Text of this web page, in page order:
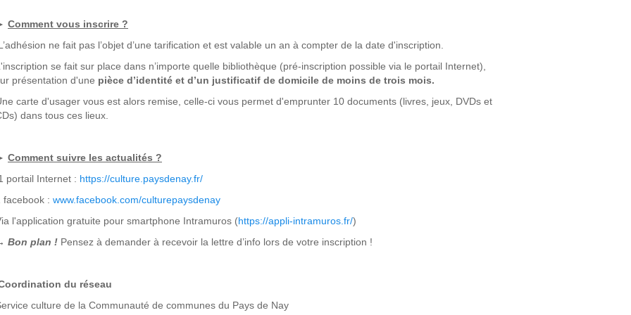
Comment vous inscrire ?
ne fait pas l’objet d’une tarification et est valable un an à compter de la date d'inscription.
se fait sur place dans n’importe quelle bibliothèque (pré-inscription possible via le portail Internet),
présentation d'une pièce d’identité et d’un justificatif de domicile de moins de trois mois.
carte d'usager vous est alors remise, celle-ci vous permet d'emprunter 10 documents (livres, jeux, DVDs et
dans tous ces lieux.
Comment suivre les actualités ?
portail Internet : https://culture.paysdenay.fr/
facebook : www.facebook.com/culturepaysdenay
l'application gratuite pour smartphone Intramuros (https://appli-intramuros.fr/)
Bon plan ! Pensez à demander à recevoir la lettre d’info lors de votre inscription !
du réseau
culture de la Communauté de communes du Pays de Nay